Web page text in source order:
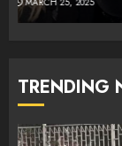
TRENDING
1